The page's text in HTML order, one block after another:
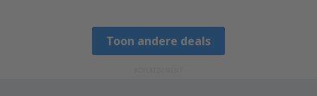
Toon andere deals